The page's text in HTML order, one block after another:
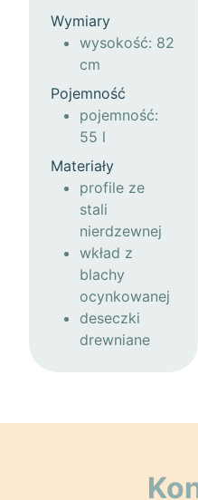
Wymiary
wysokość: 82
cm
Pojemność
pojemność:
55 l
Materiały
profile ze
stali
nierdzewnej
wkład z
blachy
ocynkowanej
deseczki
drewniane